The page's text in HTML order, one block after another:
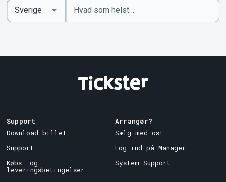
Indtast
søgeord
Select
Country
Support
Download billet
Support
Købs- og
leveringsbetingelser
Arrangør?
Sælg med os!
Log ind på Manager
System Support